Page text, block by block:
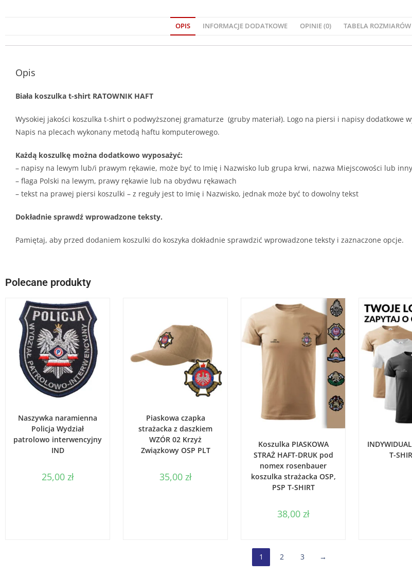
OPIS INFORMACJE DODATKOWE OPINIE (0) TABELA ROZMIARÓW
Opis
Biała koszulka t-shirt RATOWNIK HAFT
Wysokiej jakości koszulka t-shirt o podwyższonej gramaturze (gruby materiał). Logo na piersi i napisy dodatkowe
Napis na plecach wykonany metodą haftu komputerowego.
Każdą koszulkę można dodatkowo wyposażyć:
– napisy na lewym lub/i prawym rękawie, może być to Imię i Nazwisko lub grupa krwi, nazwa Miejscowości lub
– flaga Polski na lewym, prawy rękawie lub na obydwu rękawach
– tekst na prawej piersi koszulki – z reguły jest to Imię i Nazwisko, jednak może być to dowolny tekst
Dokładnie sprawdź wprowadzone teksty.
Pamiętaj, aby przed dodaniem koszulki do koszyka dokładnie sprawdzić wprowadzone teksty i zaznaczone opcje.
Polecane produkty
Naszywka naramienna
Policja Wydział
patrolowo interwencyjny
IND
25,00 zł
Piaskowa czapka
strażacka z daszkiem
WZÓR 02 Krzyż
Związkowy OSP PLT
35,00 zł
Koszulka PIASKOWA
STRAŻ HAFT-DRUK pod
nomex rosenbauer
koszulka strażacka OSP,
PSP T-SHIRT
38,00 zł
T-
1 2 3 →